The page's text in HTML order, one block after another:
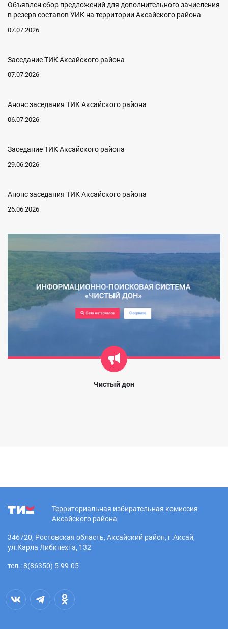
Объявлен сбор предложений для дополнительного зачисления
в резерв составов УИК на территории Аксайского района
07.07.2026
Заседание ТИК Аксайского района
07.07.2026
Анонс заседания ТИК Аксайского района
06.07.2026
Заседание ТИК Аксайского района
29.06.2026
Анонс заседания ТИК Аксайского района
26.06.2026
Чистый дон
Территориальная избирательная комиссия
Аксайского района
346720, Ростовская область, Аксайский район, г.Аксай,
ул.Карла Либкнехта, 132
тел.: 8(86350) 5-99-05